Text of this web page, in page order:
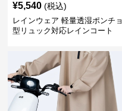
¥5,540 (税込)
レインウェア 軽量透湿ポンチョ
型リュック対応レインコート